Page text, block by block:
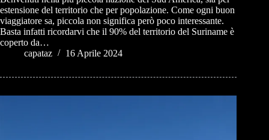
estensione del territorio che per popolazione. Come ogni buon
viaggiatore sa, piccola non significa però poco interessante.
Basta infatti ricordarvi che il 90% del territorio del Suriname è
coperto da…
capataz
16 Aprile 2024